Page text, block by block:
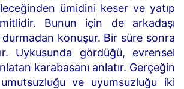
ümidini keser ve yatıp
Bunun için de arkadaşı
konuşur. Bir süre sonra
Uykusunda gördüğü, evrensel
karabasanı anlatır. Gerçeğin
ve uyumsuzluğu iki